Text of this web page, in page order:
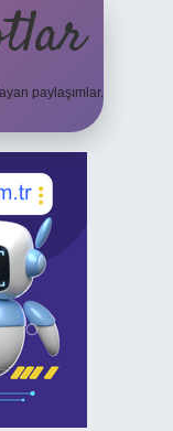
paylaşımlar.